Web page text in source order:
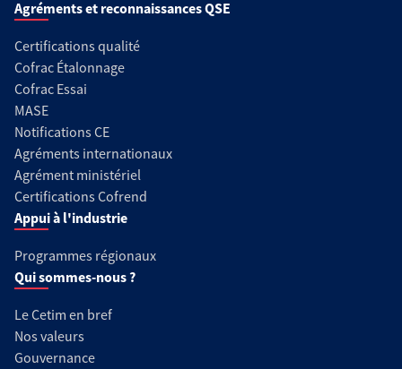
Agréments et reconnaissances QSE
Certifications qualité
Cofrac Étalonnage
Cofrac Essai
MASE
Notifications CE
Agréments internationaux
Agrément ministériel
Certifications Cofrend
Appui à l'industrie
Programmes régionaux
Qui sommes-nous ?
Le Cetim en bref
Nos valeurs
Gouvernance